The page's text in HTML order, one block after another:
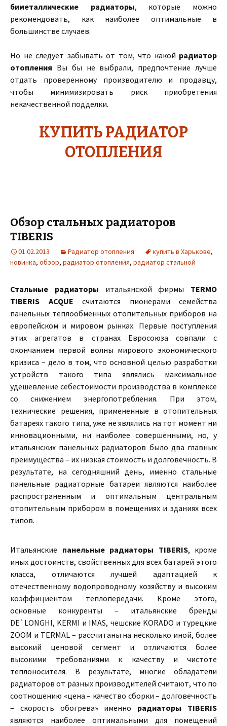
биметаллические радиаторы, которые можно
рекомендовать, как наиболее оптимальные в
большинстве случаев.
Но не следует забывать от том, что какой радиатор
отопления Вы бы не выбрали, предпочтение лучше
отдать проверенному производителю и продавцу,
чтобы минимизировать риск приобретения
некачественной подделки.
КУПИТЬ РАДИАТОР
ОТОПЛЕНИЯ
Обзор стальных радиаторов
TIBERIS
01.02.2013 Радиатор отопления купить в Харькове,
новинка, обзор, радиатор отопления, радиатор стальной
Стальные радиаторы итальянской фирмы TERMO
TIBERIS ACQUE считаются пионерами семейства
панельных теплообменных отопительных приборов на
европейском и мировом рынках. Первые поступления
этих агрегатов в странах Евросоюза совпали с
окончанием первой волны мирового экономического
кризиса – дело в том, что основной целью разработки
устройств такого типа являлись максимальное
удешевление себестоимости производства в комплексе
со снижением энергопотребления. При этом,
технические решения, примененные в отопительных
батареях такого типа, уже не являлись на тот момент ни
инновационными, ни наиболее совершенными, но, у
итальянских панельных радиаторов было два главных
преимущества – их низкая стоимость и долговечность. В
результате, на сегодняшний день, именно стальные
панельные радиаторные батареи являются наиболее
распространенным и оптимальным центральным
отопительным прибором в помещениях и зданиях всех
типов.
Итальянские панельные радиаторы TIBERIS, кроме
иных достоинств, свойственных для всех батарей этого
класса, отличаются лучшей адаптацией к
отечественному водопроводному хозяйству и высоким
коэффициентом теплопередачи. Кроме этого,
основные конкуренты – итальянские бренды
DE`LONGHI, KERMI и IMAS, чешские KORADO и турецкие
ZOOM и TERMAL – рассчитаны на несколько иной, более
высокий ценовой сегмент и отличаются более
высокими требованиями к качеству и чистоте
теплоносителя. В результате, многие обладатели
радиаторов от разных производителей считают, что по
соотношению «цена – качество сборки – долговечность
– скорость обогрева» именно радиаторы TIBERIS
являются наиболее оптимальными для помещений